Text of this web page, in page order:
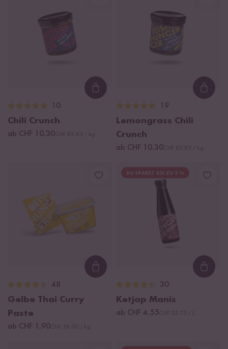
Loading...
10
Chili Crunch
ab CHF 10.30
19
Lemongrass Chili
Crunch
ab CHF 10.30
Loading...
48
Gelbe Thai Curry
Paste
ab CHF 1.90
DU SPARST BIS ZU 5 %
30
Ketjap Manis
ab CHF 4.55